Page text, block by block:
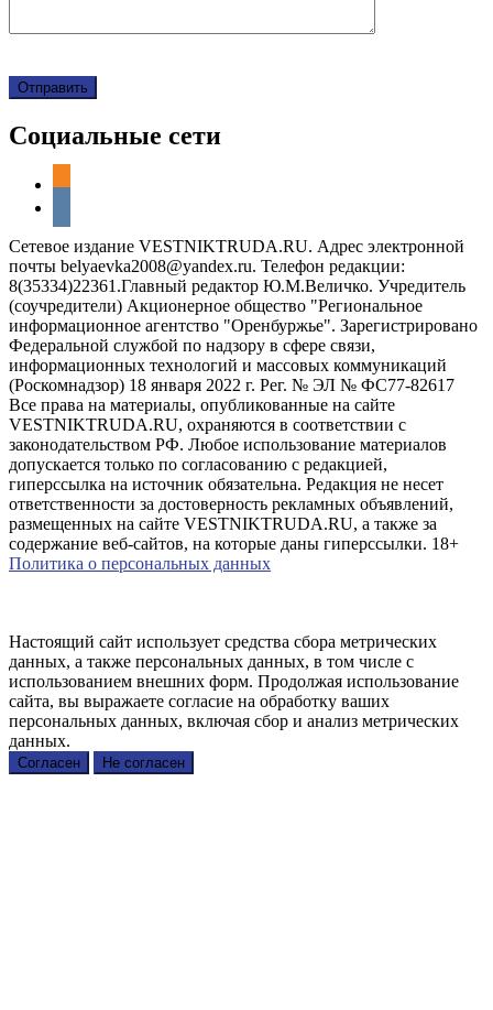
Социальные сети
Сетевое издание VESTNIKTRUDA.RU. Адрес электронной
почты belyaevka2008@yandex.ru. Телефон редакции:
8(35334)22361.Главный редактор Ю.М.Величко. Учредитель
(соучредители) Акционерное общество "Региональное
информационное агентство "Оренбуржье". Зарегистрировано
Федеральной службой по надзору в сфере связи,
информационных технологий и массовых коммуникаций
(Роскомнадзор) 18 января 2022 г. Рег. № ЭЛ № ФС77-82617
Все права на материалы, опубликованные на сайте
VESTNIKTRUDA.RU, охраняются в соответствии с
законодательством РФ. Любое использование материалов
допускается только по согласованию с редакцией,
гиперссылка на источник обязательна. Редакция не несет
ответственности за достоверность рекламных объявлений,
размещенных на сайте VESTNIKTRUDA.RU, а также за
содержание веб-сайтов, на которые даны гиперссылки. 18+
Политика о персональных данных
Настоящий сайт использует средства сбора метрических
данных, а также персональных данных, в том числе с
использованием внешних форм. Продолжая использование
сайта, вы выражаете согласие на обработку ваших
персональных данных, включая сбор и анализ метрических
данных.
Согласен Не согласен